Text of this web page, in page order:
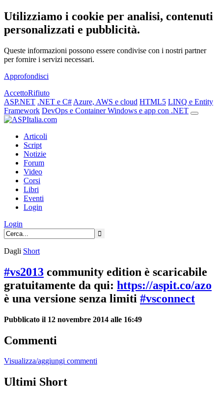
Utilizziamo i cookie per analisi, contenuti
personalizzati e pubblicità.
Queste informazioni possono essere condivise con i nostri partner
per fornire i servizi necessari.
Approfondisci
AccettoRifiuto
ASP.NET .NET e C# Azure, AWS e cloud HTML5 LINQ e Entity
Framework DevOps e ContainerWindows e app con .NET
Articoli
Script
Notizie
Forum
Video
Corsi
Libri
Eventi
Login
Login
Dagli Short
#vs2013 community edition è scaricabile
gratuitamente da qui: https://aspit.co/azo
è una versione senza limiti #vsconnect
Pubblicato il 12 novembre 2014 alle 16:49
Commenti
Visualizza/aggiungi commenti
Ultimi Short